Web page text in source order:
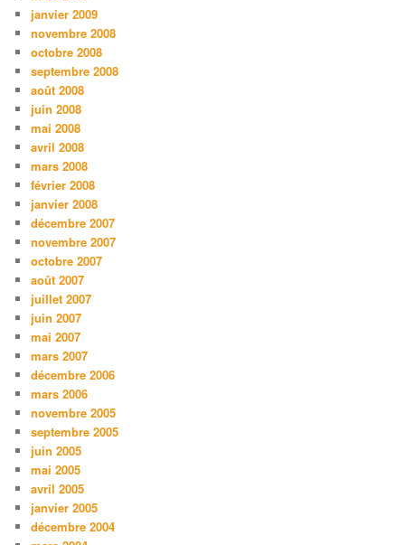
janvier 2009
novembre 2008
octobre 2008
septembre 2008
août 2008
juin 2008
mai 2008
avril 2008
mars 2008
février 2008
janvier 2008
décembre 2007
novembre 2007
octobre 2007
août 2007
juillet 2007
juin 2007
mai 2007
mars 2007
décembre 2006
mars 2006
novembre 2005
septembre 2005
juin 2005
mai 2005
avril 2005
janvier 2005
décembre 2004